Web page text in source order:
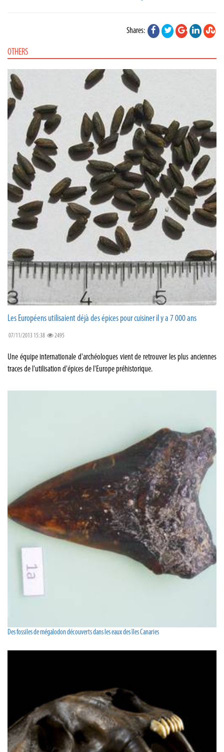
Shares:
OTHERS
Les Européens utilisaient déjà des épices pour cuisiner il y a 7 000 ans
07/11/2013 15:38 2495
Une équipe internationale d'archéologues vient de retrouver les plus anciennes
traces de l'utilisation d'épices de l'Europe préhistorique.
Des fossiles de mégalodon découverts dans les eaux des îles Canaries